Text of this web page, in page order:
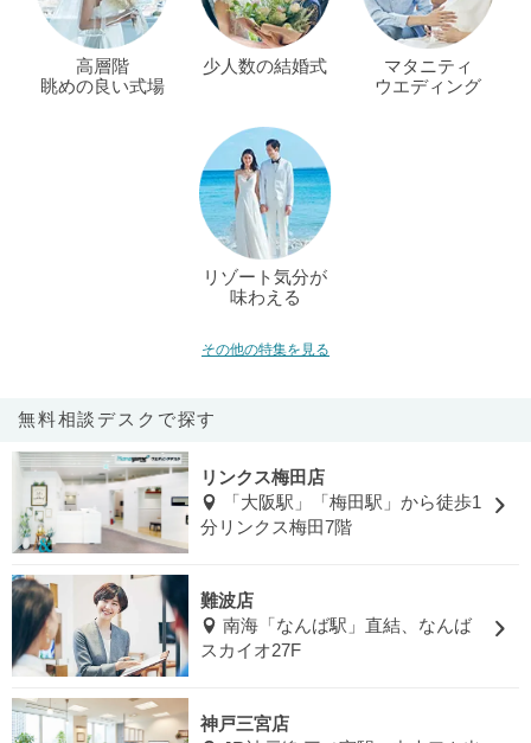
高層階
眺めの良い式場
少人数の結婚式
マタニティ
ウエディング
リゾート気分が
味わえる
その他の特集を見る
無料相談デスクで探す
リンクス梅田店
「大阪駅」「梅田駅」から徒歩1
分リンクス梅田7階
難波店
南海「なんば駅」直結、なんば
スカイオ27F
神戸三宮店